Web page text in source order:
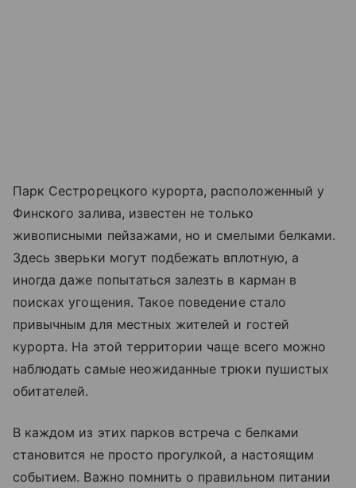
Парк Сестрорецкого курорта, расположенный у
Финского залива, известен не только
живописными пейзажами, но и смелыми белками.
Здесь зверьки могут подбежать вплотную, а
иногда даже попытаться залезть в карман в
поисках угощения. Такое поведение стало
привычным для местных жителей и гостей
курорта. На этой территории чаще всего можно
наблюдать самые неожиданные трюки пушистых
обитателей.
В каждом из этих парков встреча с белками
становится не просто прогулкой, а настоящим
событием. Важно помнить о правильном питании